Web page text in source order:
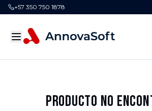
+57 350 750 1878
Producto no